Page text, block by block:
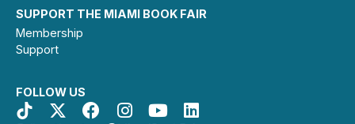
SUPPORT THE MIAMI BOOK FAIR
Membership
Support
FOLLOW US